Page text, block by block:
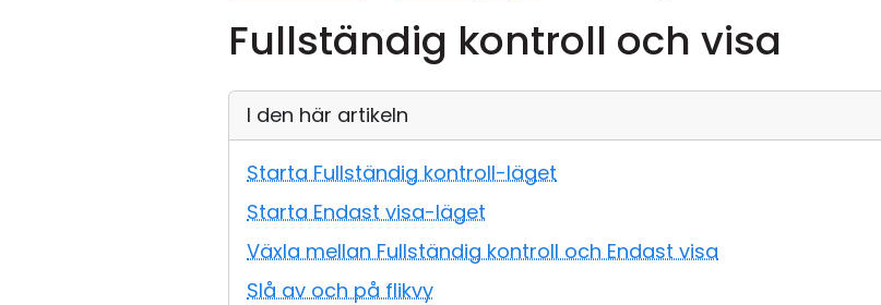
Fullständig kontroll och visa
I den här artikeln
Starta Fullständig kontroll-läget
Starta Endast visa-läget
Växla mellan Fullständig kontroll och Endast visa
Slå av och på flikvy